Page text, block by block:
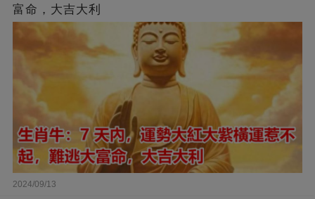
富命，大吉大利
2024/09/13